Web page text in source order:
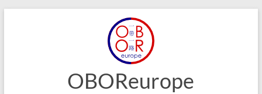
OBOReurope